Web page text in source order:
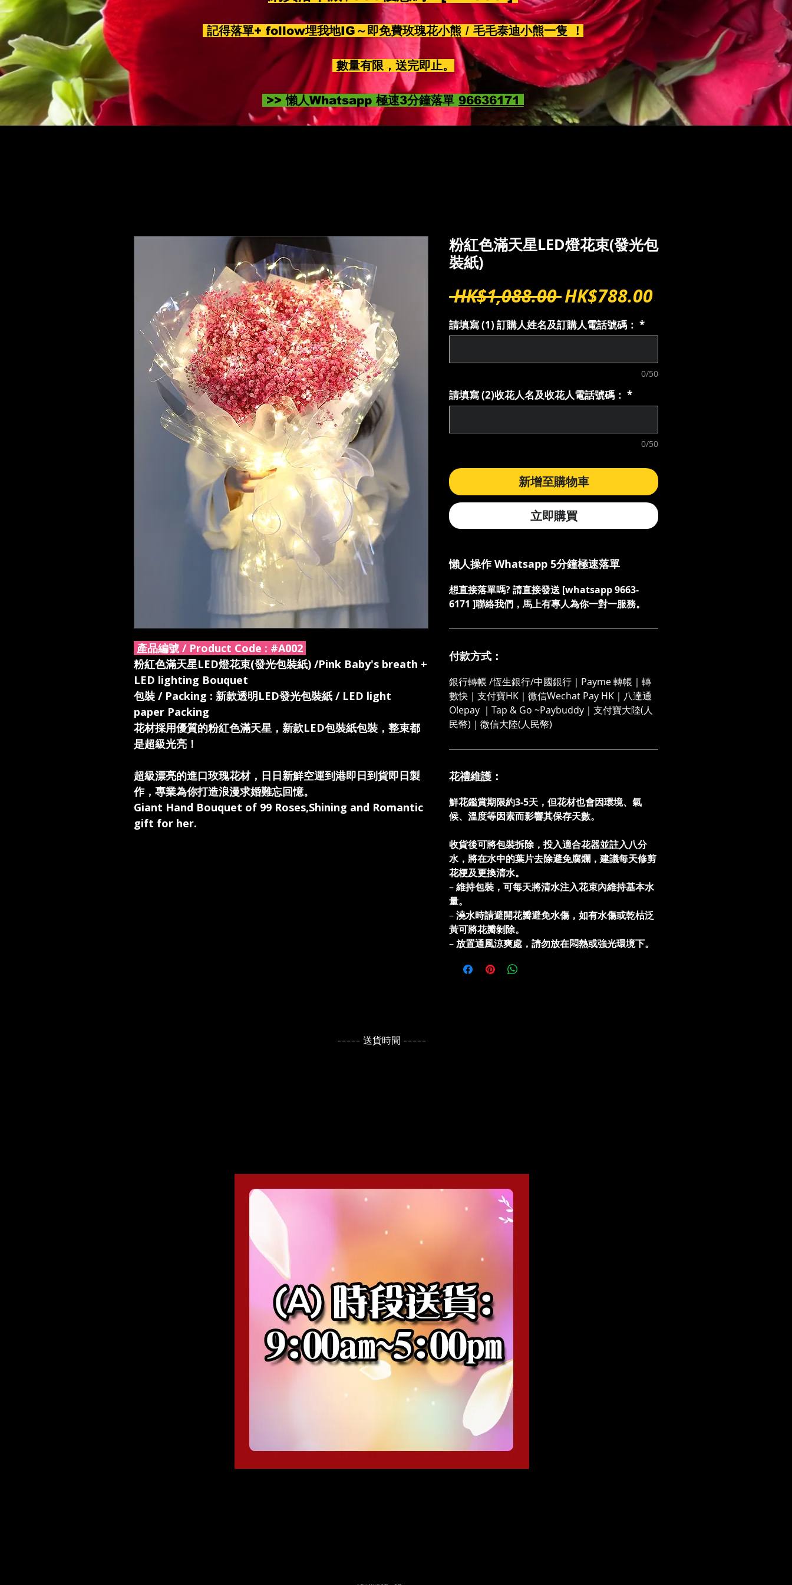
記得落單+ follow埋我地IG～即免費玫瑰花小熊 / 毛毛泰迪小熊一隻 ！
數量有限，送完即止。
>> 懶人Whatsapp 極速3分鐘落單 96636171
產品編號 / Product Code : #A002
粉紅色滿天星LED燈花束(發光包裝紙) /Pink Baby's breath +
LED lighting Bouquet
包裝 / Packing : 新款透明LED發光包裝紙 / LED light
paper Packing
花材採用優質的粉紅色滿天星，新款LED包裝紙包裝，整束都
是超級光亮！
超級漂亮的進口玫瑰花材，日日新鮮空運到港即日到貨即日製
作，專業為你打造浪漫求婚難忘回憶。
Giant Hand Bouquet of 99 Roses,Shining and Romantic
gift for her.
粉紅色滿天星LED燈花束(發光包
裝紙)
HK$1,088.00 一
般
價
格
HK$788.00促
價
格
請填寫 (1) 訂購人姓名及訂購人電話號碼： *
0/50
請填寫 (2)收花人名及收花人電話號碼： *
0/50
新增至購物車
立即購買
懶人操作 Whatsapp 5分鐘極速落單
想直接落單嗎? 請直接發送 [whatsapp 9663-
6171 ]聯絡我們，馬上有專人為你一對一服務。
付款方式：
銀行轉帳 /恆生銀行/中國銀行｜Payme 轉帳｜轉
數快｜支付寶HK｜微信Wechat Pay HK｜八達通
O!epay ｜Tap & Go ~Paybuddy｜支付寶大陸(人
民幣)｜微信大陸(人民幣)
花禮維護：
鮮花鑑賞期限約3-5天，但花材也會因環境、氣
候、溫度等因素而影響其保存天數。
收貨後可將包裝拆除，投入適合花器並註入八分
水，將在水中的葉片去除避免腐爛，建議每天修剪
花梗及更換清水。
–維持包裝，可每天將清水注入花束內維持基本水
量。
–澆水時請避開花瓣避免水傷，如有水傷或乾枯泛
黃可將花瓣剝除。
– 放置通風涼爽處，請勿放在悶熱或強光環境下。
----- 送貨時間 -----